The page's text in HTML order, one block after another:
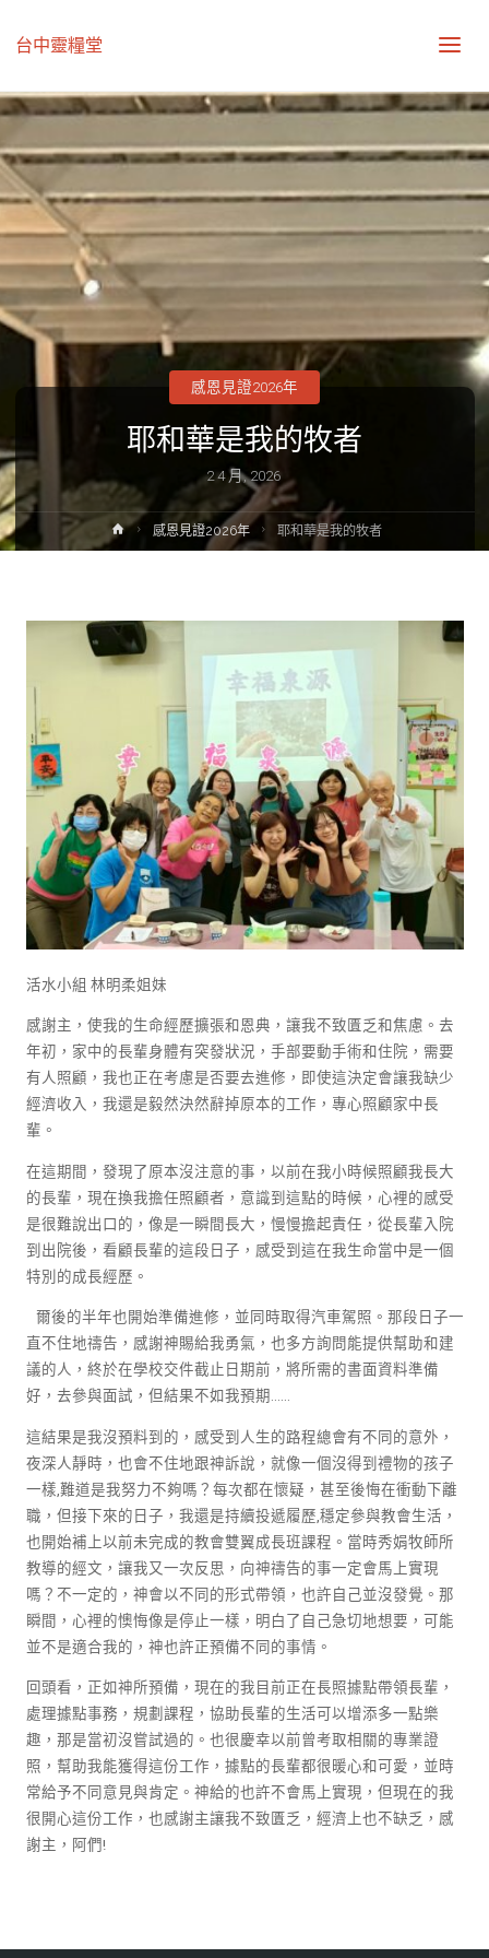
台中靈糧堂
耶和華是我的牧者
2 4 月, 2026
感恩見證2026年
感恩見證2026年 耶和華是我的牧者
活水小組 林明柔姐妹
感謝主，使我的生命經歷擴張和恩典，讓我不致匱乏和焦慮。去
年初，家中的長輩身體有突發狀況，手部要動手術和住院，需要
有人照顧，我也正在考慮是否要去進修，即使這決定會讓我缺少
經濟收入，我還是毅然決然辭掉原本的工作，專心照顧家中長
輩。
在這期間，發現了原本沒注意的事，以前在我小時候照顧我長大
的長輩，現在換我擔任照顧者，意識到這點的時候，心裡的感受
是很難說出口的，像是一瞬間長大，慢慢擔起責任，從長輩入院
到出院後，看顧長輩的這段日子，感受到這在我生命當中是一個
特別的成長經歷。
爾後的半年也開始準備進修，並同時取得汽車駕照。那段日子一
直不住地禱告，感謝神賜給我勇氣，也多方詢問能提供幫助和建
議的人，終於在學校交件截止日期前，將所需的書面資料準備
好，去參與面試，但結果不如我預期……
這結果是我沒預料到的，感受到人生的路程總會有不同的意外，
夜深人靜時，也會不住地跟神訴說，就像一個沒得到禮物的孩子
一樣,難道是我努力不夠嗎？每次都在懷疑，甚至後悔在衝動下離
職，但接下來的日子，我還是持續投遞履歷,穩定參與教會生活，
也開始補上以前未完成的教會雙翼成長班課程。當時秀娟牧師所
教導的經文，讓我又一次反思，向神禱告的事一定會馬上實現
嗎？不一定的，神會以不同的形式帶領，也許自己並沒發覺。那
瞬間，心裡的懊悔像是停止一樣，明白了自己急切地想要，可能
並不是適合我的，神也許正預備不同的事情。
回頭看，正如神所預備，現在的我目前正在長照據點帶領長輩，
處理據點事務，規劃課程，協助長輩的生活可以增添多一點樂
趣，那是當初沒嘗試過的。也很慶幸以前曾考取相關的專業證
照，幫助我能獲得這份工作，據點的長輩都很暖心和可愛，並時
常給予不同意見與肯定。神給的也許不會馬上實現，但現在的我
很開心這份工作，也感謝主讓我不致匱乏，經濟上也不缺乏，感
謝主，阿們!